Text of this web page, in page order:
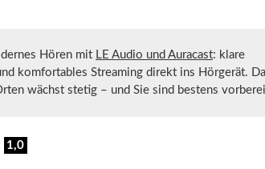
Hören mit LE Audio und Auracast: klare
komfortables Streaming direkt ins Hörgerät.
wächst stetig – und Sie sind bestens
1,0